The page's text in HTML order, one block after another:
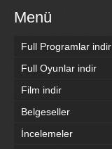
Menü
Full Programlar indir
Full Oyunlar indir
Film indir
Belgeseller
İncelemeler